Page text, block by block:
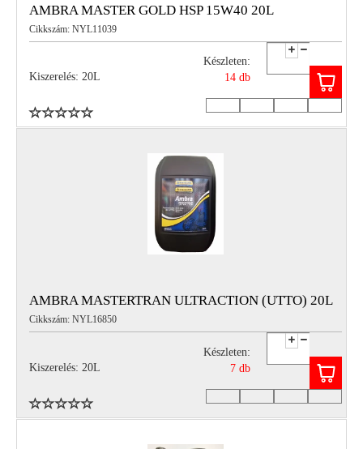
AMBRA MASTER GOLD HSP 15W40 20L
Cikkszám: NYL11039
Kiszerelés: 20L
Készleten:
14 db
AMBRA MASTERTRAN ULTRACTION (UTTO) 20L
Cikkszám: NYL16850
Kiszerelés: 20L
Készleten:
7 db